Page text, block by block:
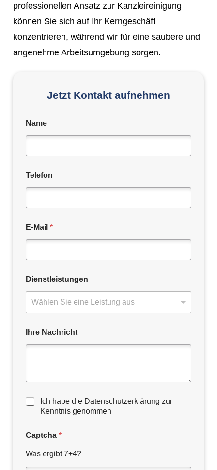
professionellen Ansatz zur Kanzleireinigung
können Sie sich auf Ihr Kerngeschäft
konzentrieren, während wir für eine saubere und
angenehme Arbeitsumgebung sorgen.
Jetzt Kontakt aufnehmen
Name
Telefon
E-Mail *
Dienstleistungen
Ihre Nachricht
D
n
c
h
Ich habe die Datenschutzerklärung zur
Kenntnis genommen
Captcha *
Was ergibt 7+4?